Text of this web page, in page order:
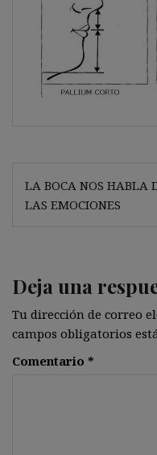
Navegación
de
LA BOCA NOS HABLA
LAS EMOCIONES
Deja una
Tu dirección de correo
campos obligatorios
Comentario *